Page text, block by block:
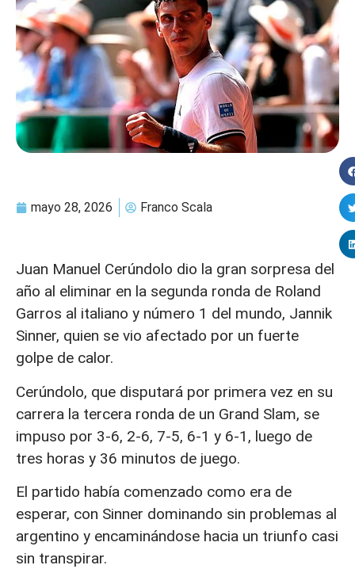
mayo 28, 2026 Franco Scala
Juan Manuel Cerúndolo dio la gran sorpresa del
año al eliminar en la segunda ronda de Roland
Garros al italiano y número 1 del mundo, Jannik
Sinner, quien se vio afectado por un fuerte
golpe de calor.
Cerúndolo, que disputará por primera vez en su
carrera la tercera ronda de un Grand Slam, se
impuso por 3-6, 2-6, 7-5, 6-1 y 6-1, luego de
tres horas y 36 minutos de juego.
El partido había comenzado como era de
esperar, con Sinner dominando sin problemas al
argentino y encaminándose hacia un triunfo casi
sin transpirar.